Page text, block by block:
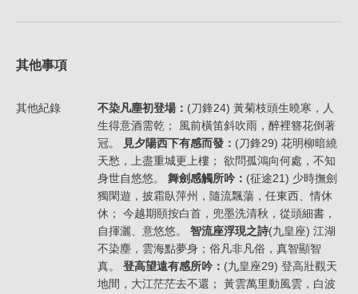
其他事項
其他紀錄 不染凡塵初登場： (刀鋒24) 黃菊枝頭生曉寒，人
生得意酒需乾； 風前橫笛斜吹雨，醉裡簪花倒著
冠。
見夕陽西下有感而發： (刀鋒29) 花明柳暗繞
天愁，上盡重城更上樓； 欲問孤鴻向何處，不知
身世自悠悠。 舞劍感觸所吟： (征途21) 少時撫劍
獨閑遊，披霜臥萍州，隨流飄蕩，任東西、情休
休； 今越期頤按白首，兜墨洗清秋，從頭細書，
自揮灑、意悠悠。 智流座浮現之詩(九皇座) 江湖
不染塵，雲海點夢身；俗凡非凡俗，真智顯智
真。 登高望遠有感所吟： (九皇座29) 登高壯觀天
地間，大江茫茫去不還； 黃雲萬里動風雲，白波